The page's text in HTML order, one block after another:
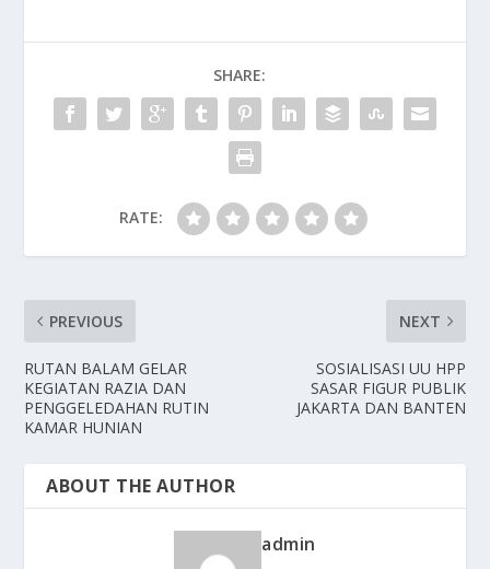
SHARE:
RATE:
PREVIOUS
RUTAN BALAM GELAR
KEGIATAN RAZIA DAN
PENGGELEDAHAN RUTIN
KAMAR HUNIAN
NEXT
SOSIALISASI UU HPP
SASAR FIGUR PUBLIK
JAKARTA DAN BANTEN
ABOUT THE AUTHOR
admin